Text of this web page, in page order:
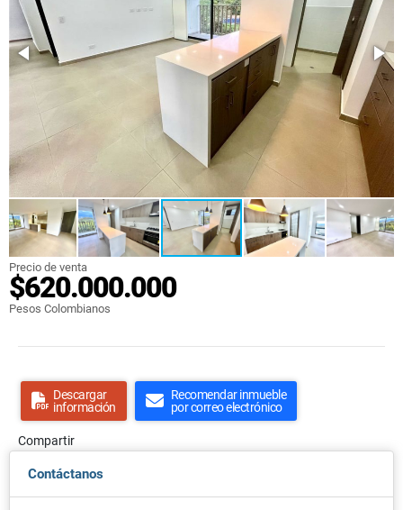
Precio de venta
$620.000.000
Pesos Colombianos
Descargar
información
Recomendar inmueble
por correo electrónico
Compartir
Contáctanos